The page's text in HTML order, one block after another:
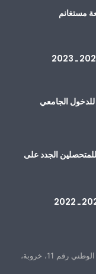
مستغانم
للدخول الجامعي
الجدد على
جامعة عبد الحميد بن باديس مستغانم، الطريق الوطني رقم 11، خروبة،